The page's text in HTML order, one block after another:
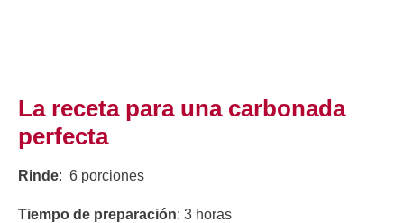
La receta para una carbonada
perfecta
Rinde: 6 porciones
Tiempo de preparación: 3 horas